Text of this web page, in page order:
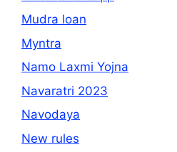
Mudra loan
Myntra
Namo Laxmi Yojna
Navaratri 2023
Navodaya
New rules